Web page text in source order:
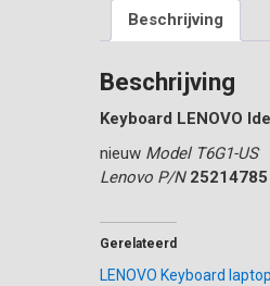
Beschrijving
Beschrijving
Keyboard LENOVO
nieuw Model T6G1-US
Lenovo P/N25214785
Gerelateerd
LENOVO Keyboard